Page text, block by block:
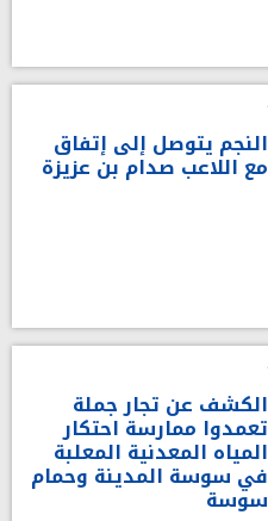
النجم يتوصل إلى إتفاق
مع اللاعب صدام بن عزيزة
الكشف عن تجار جملة
تعمدوا ممارسة احتكار
المياه المعدنية المعلبة
في سوسة المدينة وحمام
سوسة